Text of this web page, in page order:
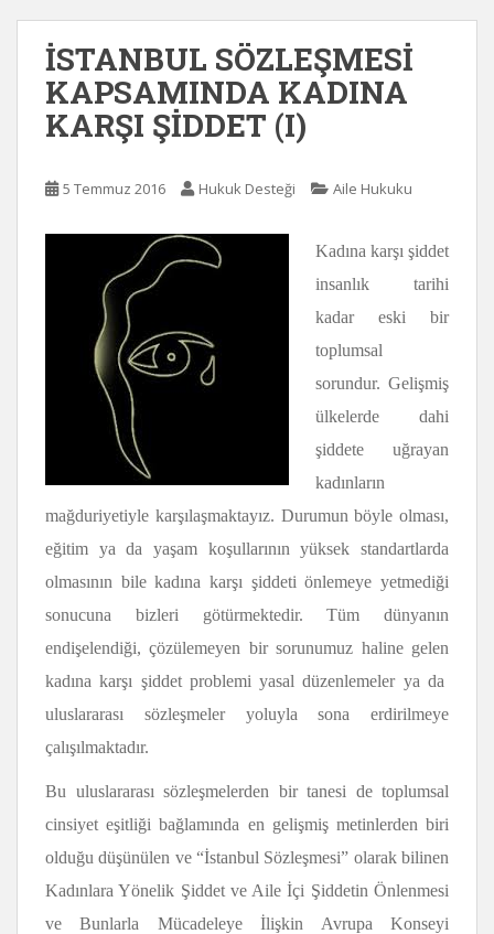
İSTANBUL SÖZLEŞMESİ
KAPSAMINDA KADINA
KARŞI ŞİDDET (I)
5 Temmuz 2016 Hukuk Desteği Aile Hukuku
Kadına karşı şiddet
insanlık tarihi
kadar eski bir
toplumsal
sorundur. Gelişmiş
ülkelerde dahi
şiddete uğrayan
kadınların
mağduriyetiyle karşılaşmaktayız. Durumun böyle olması,
eğitim ya da yaşam koşullarının yüksek standartlarda
olmasının bile kadına karşı şiddeti önlemeye yetmediği
sonucuna bizleri götürmektedir. Tüm dünyanın
endişelendiği, çözülemeyen bir sorunumuz haline gelen
kadına karşı şiddet problemi yasal düzenlemeler ya da
uluslararası sözleşmeler yoluyla sona erdirilmeye
çalışılmaktadır.
Bu uluslararası sözleşmelerden bir tanesi de toplumsal
cinsiyet eşitliği bağlamında en gelişmiş metinlerden biri
olduğu düşünülen ve “İstanbul Sözleşmesi” olarak bilinen
Kadınlara Yönelik Şiddet ve Aile İçi Şiddetin Önlenmesi
ve Bunlarla Mücadeleye İlişkin Avrupa Konseyi